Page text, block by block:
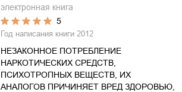
электронная книга
5
Год написания книги 2012
НЕЗАКОННОЕ ПОТРЕБЛЕНИЕ
НАРКОТИЧЕСКИХ СРЕДСТВ,
ПСИХОТРОПНЫХ ВЕЩЕСТВ, ИХ
АНАЛОГОВ ПРИЧИНЯЕТ ВРЕД ЗДОРОВЬЮ,